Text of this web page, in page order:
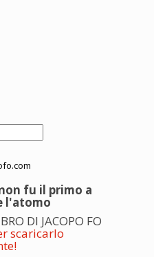
fu il primo a
l'atomo
DI JACOPO FO
scaricarlo